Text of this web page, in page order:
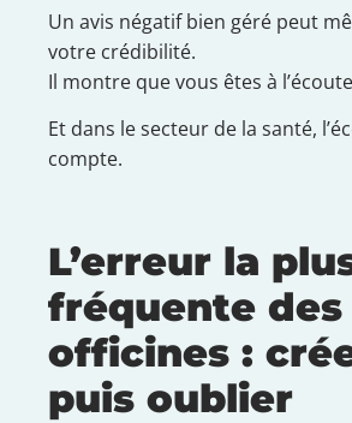
Un avis négatif bien géré peut
votre crédibilité.
Il montre que vous êtes à
Et dans le secteur de la santé,
compte.
L’erreur la
fréquente des
officines :
puis oublier